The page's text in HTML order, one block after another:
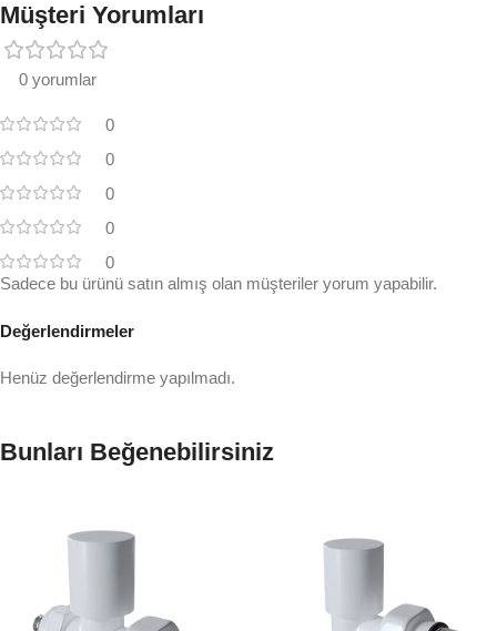
Müşteri Yorumları
0 yorumlar
0
0
0
0
0
Değerlendirmeler
Henüz değerlendirme yapılmadı.
Sadece bu ürünü satın almış olan müşteriler yorum yapabilir.
Bunları Beğenebilirsiniz